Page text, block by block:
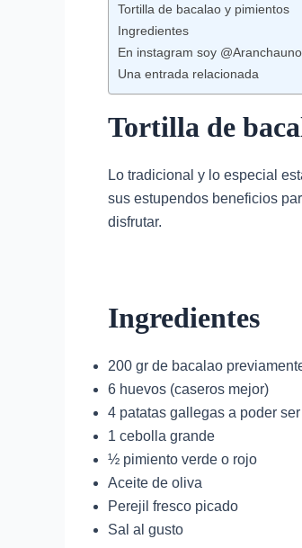
Tortilla de bacalao y pimientos
Ingredientes
En instagram soy @Aranchauno
Una entrada relacionada
Tortilla de
Lo tradicional y lo especial
sus estupendos beneficios
disfrutar.
Ingredientes
200 gr de bacalao
6 huevos (caseros mejor)
4 patatas gallegas a poder ser
1 cebolla grande
½ pimiento verde o rojo
Aceite de oliva
Perejil fresco picado
Sal al gusto